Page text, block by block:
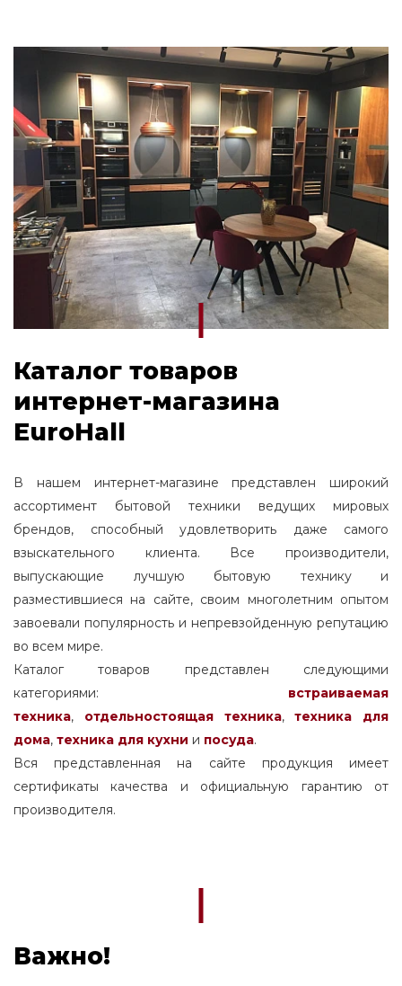
Каталог товаров
интернет-магазина
EuroHall
В нашем интернет-магазине представлен широкий
ассортимент бытовой техники ведущих мировых
брендов, способный удовлетворить даже самого
взыскательного клиента. Все производители,
выпускающие лучшую бытовую технику и
разместившиеся на сайте, своим многолетним опытом
завоевали популярность и непревзойденную репутацию
во всем мире.
Каталог товаров представлен следующими
категориями: встраиваемая
техника, отдельностоящаятехника,
техника для
дома, техника для кухни и посуда.
Вся представленная на сайте продукция имеет
сертификаты качества и официальную гарантию от
производителя.
Важно!